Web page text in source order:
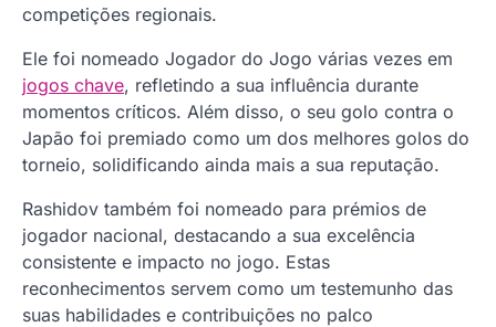
competições regionais.
Ele foi nomeado Jogador do Jogo várias vezes em
jogos chave, refletindo a sua influência durante
momentos críticos. Além disso, o seu golo contra o
Japão foi premiado como um dos melhores golos do
torneio, solidificando ainda mais a sua reputação.
Rashidov também foi nomeado para prémios de
jogador nacional, destacando a sua excelência
consistente e impacto no jogo. Estas
reconhecimentos servem como um testemunho das
suas habilidades e contribuições no palco